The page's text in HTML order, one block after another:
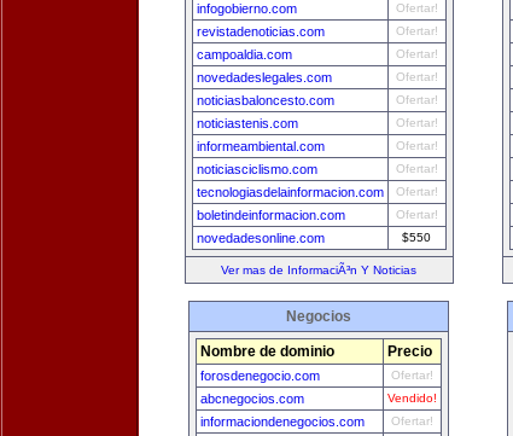
infogobierno.com Ofertar!
revistadenoticias.com Ofertar!
campoaldia.com Ofertar!
novedadeslegales.com Ofertar!
noticiasbaloncesto.com Ofertar!
noticiastenis.com Ofertar!
informeambiental.com Ofertar!
noticiasciclismo.com Ofertar!
tecnologiasdelainformacion.com Ofertar!
boletindeinformacion.com Ofertar!
novedadesonline.com $550
Ver mas de InformaciÃ³n Y Noticias
Negocios
Nombre de dominio Precio
forosdenegocio.com Ofertar!
abcnegocios.com Vendido!
informaciondenegocios.com Ofertar!